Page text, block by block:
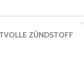
ZÜNDSTOFF